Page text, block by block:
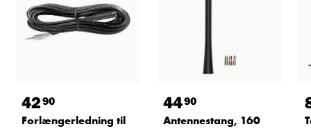
4290
Forlængerledning til
4490
Antennestang, 160